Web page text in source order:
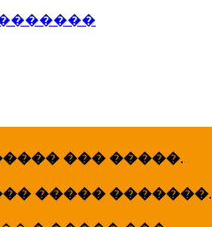
��� �����.
����� �������.